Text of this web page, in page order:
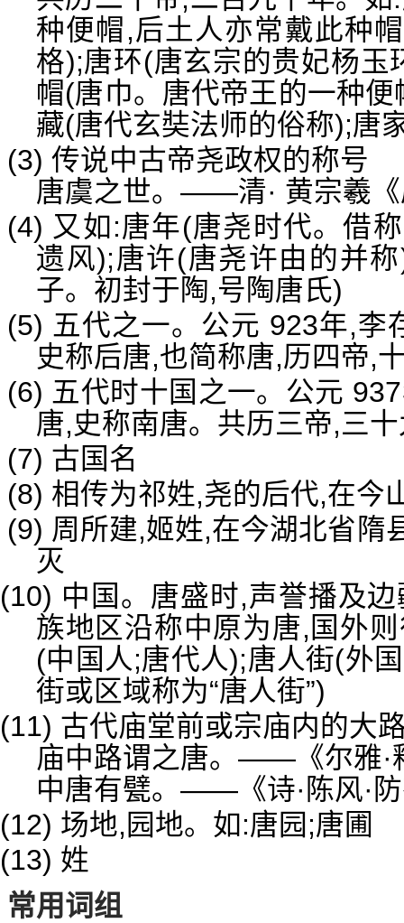
种便帽,后土人亦常戴此种
格);唐环(唐玄宗的贵妃杨玉
帽(唐巾。唐代帝王的一种
藏(唐代玄奘法师的俗称);唐
(3) 传说中古帝尧政权的称号
唐虞之世。——清· 黄宗羲
(4) 又如:唐年(唐尧时代。借
遗风);唐许(唐尧许由的并
子。初封于陶,号陶唐氏)
(5) 五代之一。公元 923年,李
史称后唐,也简称唐,历四帝,
(6) 五代时十国之一。公元
唐,史称南唐。共历三帝,三
(7) 古国名
(8) 相传为祁姓,尧的后代,在今
(9) 周所建,姬姓,在今湖北省隋
灭
(10) 中国。唐盛时,声誉播及
族地区沿称中原为唐,国外
(中国人;唐代人);唐人街(外
街或区域称为“唐人街”)
(11) 古代庙堂前或宗庙内的大
庙中路谓之唐。——《尔雅·
中唐有甓。——《诗·陈风·
(12) 场地,园地。如:唐园;唐圃
(13) 姓
常用词组